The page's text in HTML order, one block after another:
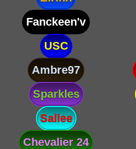
Fanckeen'v
USC
Ambre97
Sparkles
Sallee
Chevalier 24